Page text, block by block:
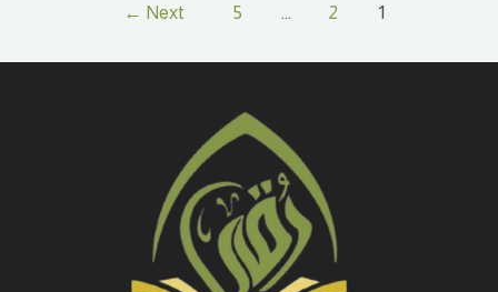
1
2
…
5
Next
←